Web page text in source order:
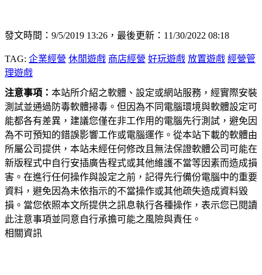
發文時間：9/5/2019 13:26，最後更新：11/30/2022 08:18
TAG: 企業經營 休閒遊戲 商店經營 好玩遊戲 放置遊戲 經營管
理遊戲
注意事項： 本站所介紹之軟體、設定或網站服務，經實際安裝
測試並通過防毒軟體掃毒。但因為不同電腦環境與軟體設定可
能都各有差異，建議您僅在非工作用的電腦先行測試，避免因
為不可預知的錯誤影響工作或電腦運作。從本站下載的軟體由
所屬公司提供，本站未經任何修改且無法保證軟體公司可能在
新版程式中自行安插廣告程式或其他維護不當等因素而造成損
害。在進行任何操作與設定之前，記得先行備份電腦中的重要
資料，避免因為未依指示的不當操作或其他疏失造成資料毀
損。當您依照本文所提供之訊息執行各種操作，表示您已閱讀
此注意事項並同意自行承擔可能之風險與責任。
相關資訊